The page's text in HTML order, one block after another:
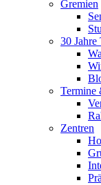
Gremien
30
Termine
Zentren